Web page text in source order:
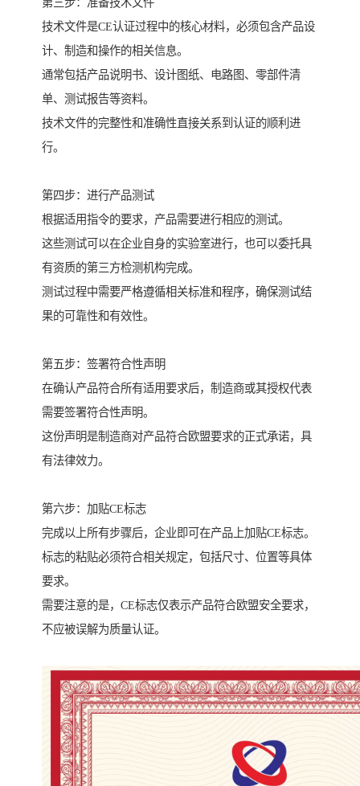
第三步：准备技术文件
技术文件是CE认证过程中的核心材料，必须包含产品设
计、制造和操作的相关信息。
通常包括产品说明书、设计图纸、电路图、零部件清
单、测试报告等资料。
技术文件的完整性和准确性直接关系到认证的顺利进
行。
第四步：进行产品测试
根据适用指令的要求，产品需要进行相应的测试。
这些测试可以在企业自身的实验室进行，也可以委托具
有资质的第三方检测机构完成。
测试过程中需要严格遵循相关标准和程序，确保测试结
果的可靠性和有效性。
第五步：签署符合性声明
在确认产品符合所有适用要求后，制造商或其授权代表
需要签署符合性声明。
这份声明是制造商对产品符合欧盟要求的正式承诺，具
有法律效力。
第六步：加贴CE标志
完成以上所有步骤后，企业即可在产品上加贴CE标志。
标志的粘贴必须符合相关规定，包括尺寸、位置等具体
要求。
需要注意的是，CE标志仅表示产品符合欧盟安全要求，
不应被误解为质量认证。